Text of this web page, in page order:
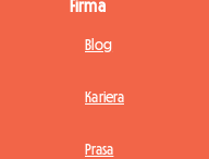
Firma
Blog
Kariera
Prasa